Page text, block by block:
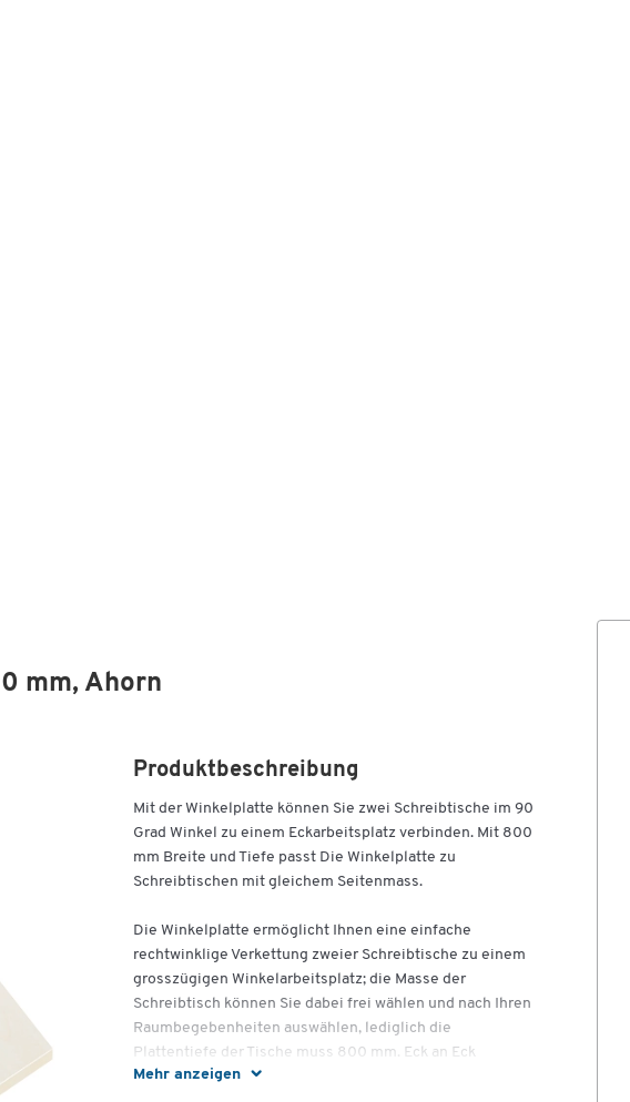
mm, Ahorn
Mehr anzeigen
Produktbeschreibung
Mit der Winkelplatte können Sie zwei Schreibtische im 90
Grad Winkel zu einem Eckarbeitsplatz verbinden. Mit 800
mm Breite und Tiefe passt Die Winkelplatte zu
Schreibtischen mit gleichem Seitenmass.
Die Winkelplatte ermöglicht Ihnen eine einfache
rechtwinklige Verkettung zweier Schreibtische zu einem
grosszügigen Winkelarbeitsplatz; die Masse der
Schreibtisch können Sie dabei frei wählen und nach Ihren
Raumbegebenheiten auswählen, lediglich die
Plattentiefe der Tische muss 800 mm. Eck an Eck
stehend, füllt die diamantförmige Winkelplatte die Lücke